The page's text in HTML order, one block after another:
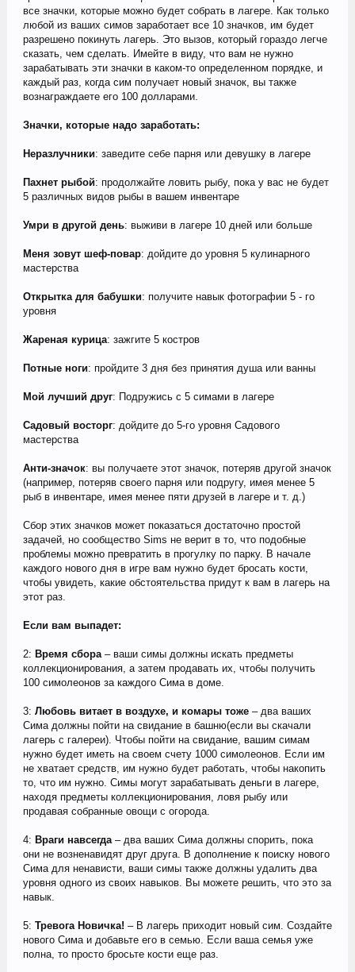
все значки, которые можно будет собрать в лагере. Как только
любой из ваших симов заработает все 10 значков, им будет
разрешено покинуть лагерь. Это вызов, который гораздо легче
сказать, чем сделать. Имейте в виду, что вам не нужно
зарабатывать эти значки в каком-то определенном порядке, и
каждый раз, когда сим получает новый значок, вы также
вознаграждаете его 100 долларами.
Значки, которые надо заработать:
Неразлучники: заведите себе парня или девушку в лагере
Пахнет рыбой: продолжайте ловить рыбу, пока у вас не будет
5 различных видов рыбы в вашем инвентаре
Умри в другой день: выживи в лагере 10 дней или больше
Меня зовут шеф-повар: дойдите до уровня 5 кулинарного
мастерства
Открытка для бабушки: получите навык фотографии 5 - го
уровня
Жареная курица: зажгите 5 костров
Потные ноги: пройдите 3 дня без принятия душа или ванны
Мой лучший друг: Подружись с 5 симами в лагере
Садовый восторг: дойдите до 5-го уровня Садового
мастерства
Анти-значок: вы получаете этот значок, потеряв другой значок
(например, потеряв своего парня или подругу, имея менее 5
рыб в инвентаре, имея менее пяти друзей в лагере и т. д.)
Сбор этих значков может показаться достаточно простой
задачей, но сообщество Sims не верит в то, что подобные
проблемы можно превратить в прогулку по парку. В начале
каждого нового дня в игре вам нужно будет бросать кости,
чтобы увидеть, какие обстоятельства придут к вам в лагерь на
этот раз.
Если вам выпадет:
2: Время сбора– ваши симы должны искать предметы
коллекционирования, а затем продавать их, чтобы получить
100 симолеонов за каждого Сима в доме.
3: Любовь витает в воздухе, и комары тоже– два ваших
Сима должны пойти на свидание в башню(если вы скачали
лагерь с галереи). Чтобы пойти на свидание, вашим симам
нужно будет иметь на своем счету 1000 симолеонов. Если им
не хватает средств, им нужно будет работать, чтобы накопить
то, что им нужно. Симы могут зарабатывать деньги в лагере,
находя предметы коллекционирования, ловя рыбу или
продавая собранные овощи с огорода.
4: Враги навсегда– два ваших Сима должны спорить, пока
они не возненавидят друг друга. В дополнение к поиску нового
Сима для ненависти, ваши симы также должны удалить два
уровня одного из своих навыков. Вы можете решить, что это за
навык.
5: Тревога Новичка! – В лагерь приходит новый сим. Создайте
нового Сима и добавьте его в семью. Если ваша семья уже
полна, то просто бросьте кости еще раз.